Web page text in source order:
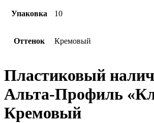
Упаковка 10
Оттенок Кремовый
Пластиковый
Альта-Профиль
Кремовый